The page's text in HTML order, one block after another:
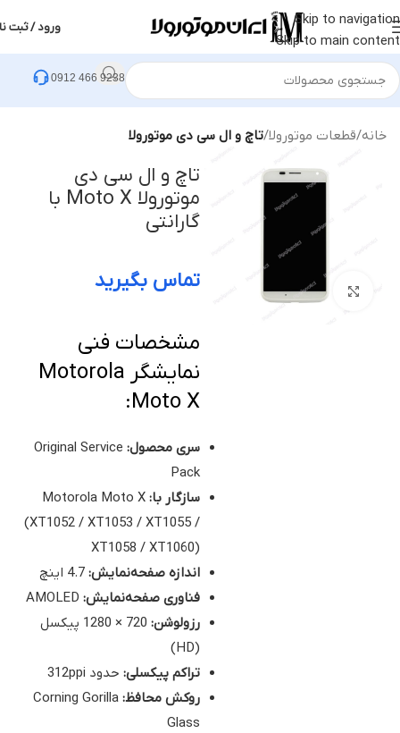
Skip to navigation
Skip to main content
ورود / ثبت
0912 466 9238
خانه قطعات موتورولا تاچ و ال سی دی موتورولا
بزرگنمایی تصویر
تاچ و ال سی دی
موتورولا Moto X با
گارانتی
تماس بگیرید
مشخصات فنی
نمایشگر Motorola
Moto X:
سری محصول: Original Service
Pack
سازگار با: Motorola Moto X
(XT1052 / XT1053 / XT1055 /
XT1058 / XT1060)
اندازه صفحه‌نمایش:4.7 اینچ
فناوری صفحه‌نمایش:AMOLED
رزولوشن:
720 × 1280 پیکسل
(HD)
تراکم پیکسلی:حدود 312ppi
روکش محافظ: Corning Gorilla
Glass